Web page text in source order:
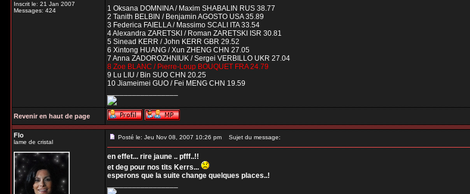
Inscrit le: 21 Jan 2007
Messages: 424
1 Oksana DOMNINA / Maxim SHABALIN RUS 38.77
2 Tanith BELBIN / Benjamin AGOSTO USA 35.89
3 Federica FAIELLA / Massimo SCALI ITA 33.54
4 Alexandra ZARETSKI / Roman ZARETSKI ISR 30.81
5 Sinead KERR / John KERR GBR 29.52
6 Xintong HUANG / Xun ZHENG CHN 27.05
7 Anna ZADOROZHNIUK / Sergei VERBILLO UKR 27.04
8 Zoe BLANC / Pierre-Loup BOUQUET FRA 24.79
9 Lu LIU / Bin SUO CHN 20.25
10 Jiameimei GUO / Fei MENG CHN 19.59
_________________
Revenir en haut de page
Flo
lame de cristal
Posté le: Jeu Nov 08, 2007 10:26 pm Sujet du message:
en effet... rire jaune .. pfff..!!
et deg pour nos tits Kerrs...
esperons que la suite change quelques places..!
_________________